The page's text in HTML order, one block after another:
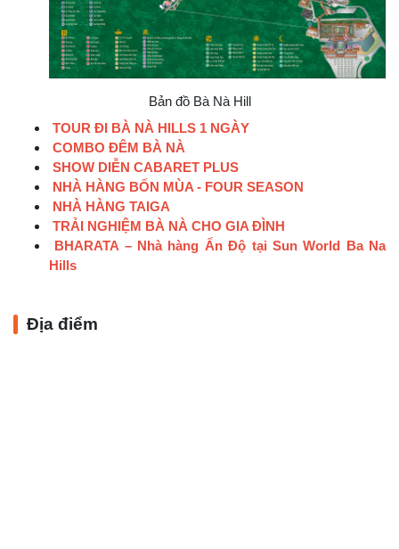
Bản đồ Bà Nà Hill
TOUR ĐI BÀ NÀ HILLS 1 NGÀY
COMBO ĐÊM BÀ NÀ
SHOW DIỄN CABARET PLUS
NHÀ HÀNG BỐN MÙA - FOUR SEASON
NHÀ HÀNG TAIGA
TRẢI NGHIỆM BÀ NÀ CHO GIA ĐÌNH
BHARATA – Nhà hàng Ấn Độ tại Sun World Ba Na
Hills
Địa điểm